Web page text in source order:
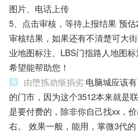
图片、电话上传
5、点击审核，等待上报结果 预
审核结果，如果还有不清楚可大
业地图标注、LBS门指路人地图标
希望能帮助您！
由堕拣劝惭捐劣 电脑城应该
的门市，因为这个3512本来就是
是要付费的，除非你自己找xx，
右。 效果一般，能用，掌微3代的